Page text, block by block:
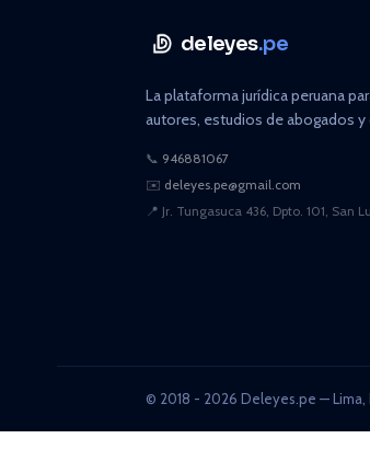
deleyes.pe
La plataforma jurídica peruana
autores, estudios de abogados y
📞 946881067
✉️ deleyes.pe@gmail.com
📍 Jr. Tungasuca 436, Dpto. 101, San
© 2018 - 2026 Deleyes.pe — Lima,